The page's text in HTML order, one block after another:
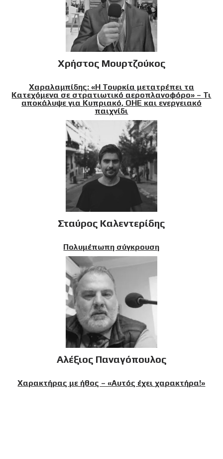
Χρήστος Μουρτζούκος
Χαραλαμπίδης: «Η Τουρκία μετατρέπει τα
Κατεχόμενα σε στρατιωτικό αεροπλανοφόρο» – Τι
αποκάλυψε για Κυπριακό, ΟΗΕ και ενεργειακό
παιχνίδι
Σταύρος Καλεντερίδης
Πολυμέπωπη σύγκρουση
Αλέξιος Παναγόπουλος
Χαρακτήρας με ήθος – «Αυτός έχει χαρακτήρα!»